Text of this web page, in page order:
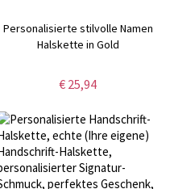
Personalisierte stilvolle Namen
Halskette in Gold
€ 25,94